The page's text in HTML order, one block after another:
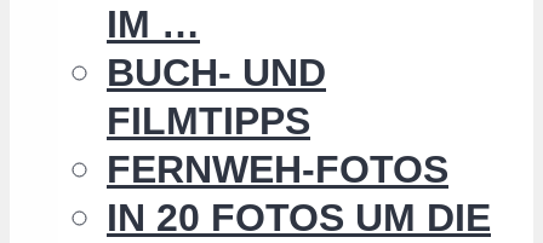
IM …
BUCH- UND
FILMTIPPS
FERNWEH-FOTOS
IN 20 FOTOS UM DIE